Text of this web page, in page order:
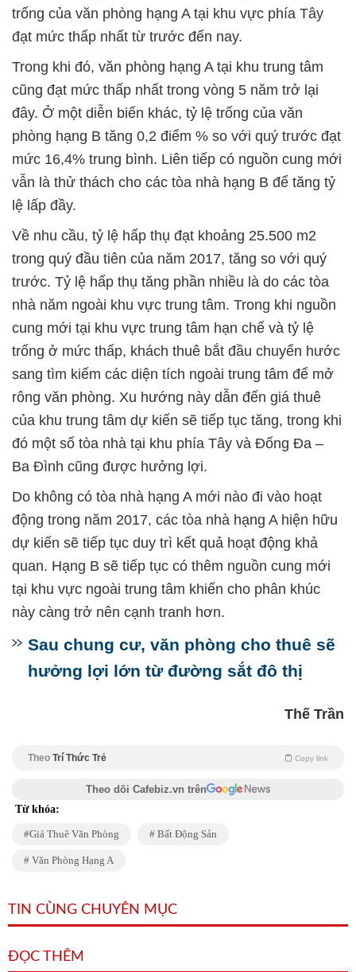
trống của văn phòng hạng A tại khu vực phía Tây
đạt mức thấp nhất từ trước đến nay.
Trong khi đó, văn phòng hạng A tại khu trung tâm
cũng đạt mức thấp nhất trong vòng 5 năm trở lại
đây. Ở một diễn biến khác, tỷ lệ trống của văn
phòng hạng B tăng 0,2 điểm % so với quý trước đạt
mức 16,4% trung bình. Liên tiếp có nguồn cung mới
vẫn là thử thách cho các tòa nhà hạng B để tăng tỷ
lệ lấp đầy.
Về nhu cầu, tỷ lệ hấp thụ đạt khoảng 25.500 m2
trong quý đầu tiên của năm 2017, tăng so với quý
trước. Tỷ lệ hấp thụ tăng phần nhiều là do các tòa
nhà năm ngoài khu vực trung tâm. Trong khi nguồn
cung mới tại khu vực trung tâm hạn chế và tỷ lệ
trống ở mức thấp, khách thuê bắt đầu chuyển hước
sang tìm kiếm các diện tích ngoài trung tâm để mở
rông văn phòng. Xu hướng này dẫn đến giá thuê
của khu trung tâm dự kiến sẽ tiếp tục tăng, trong khi
đó một số tòa nhà tại khu phía Tây và Đống Đa –
Ba Đình cũng được hưởng lợi.
Do không có tòa nhà hạng A mới nào đi vào hoạt
động trong năm 2017, các tòa nhà hạng A hiện hữu
dự kiến sẽ tiếp tục duy trì kết quả hoạt động khả
quan. Hạng B sẽ tiếp tục có thêm nguồn cung mới
tại khu vực ngoài trung tâm khiến cho phân khúc
này càng trở nên cạnh tranh hơn.
Sau chung cư, văn phòng cho thuê sẽ
hưởng lợi lớn từ đường sắt đô thị
Thế Trần
Theo Trí Thức Trẻ Copy link
Theo dõi Cafebiz.vn trên
Từ khóa:
Giá Thuê Văn Phòng Bất Động Sản
Văn Phòng Hạng A
TIN CÙNG CHUYÊN MỤC
ĐỌC THÊM